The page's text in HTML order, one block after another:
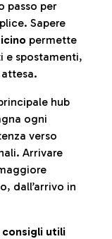
passo per
Sapere
permette
e spostamenti,
hub
ogni
verso
Arrivare
dall’arrivo in
consigli utili